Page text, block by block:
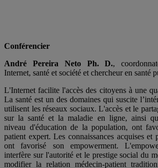
Conférencier
André Pereira Neto Ph. D.,
Internet, santé et société et chercheur en santé
L'Internet facilite l'accès des citoyens à une
La santé est un des domaines qui suscite
utilisent les réseaux sociaux. L'accès et le
sur la santé et la maladie en ligne, ainsi
niveau d'éducation de la population, ont
patient expert. Les connaissances acquises et
ont favorisé son empowerment.
interfère sur l'autorité et le prestige social du
modifier la relation médecin-patient